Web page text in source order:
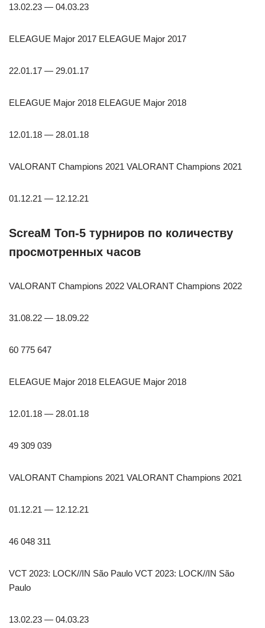
13.02.23 — 04.03.23
ELEAGUE Major 2017 ELEAGUE Major 2017
22.01.17 — 29.01.17
ELEAGUE Major 2018 ELEAGUE Major 2018
12.01.18 — 28.01.18
VALORANT Champions 2021 VALORANT Champions 2021
01.12.21 — 12.12.21
ScreaM Топ-5 турниров по количеству
просмотренных часов
VALORANT Champions 2022 VALORANT Champions 2022
31.08.22 — 18.09.22
60 775 647
ELEAGUE Major 2018 ELEAGUE Major 2018
12.01.18 — 28.01.18
49 309 039
VALORANT Champions 2021 VALORANT Champions 2021
01.12.21 — 12.12.21
46 048 311
VCT 2023: LOCK//IN São Paulo VCT 2023: LOCK//IN São
Paulo
13.02.23 — 04.03.23